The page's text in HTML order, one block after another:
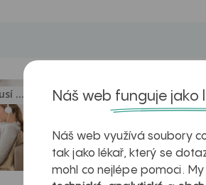
Nevolnost nemusí být nutnou... Jak na zdravá játra?
Náš web funguje jako
Náš web využívá soubory
tak jako lékař, který se
mohl co nejlépe pomoci.